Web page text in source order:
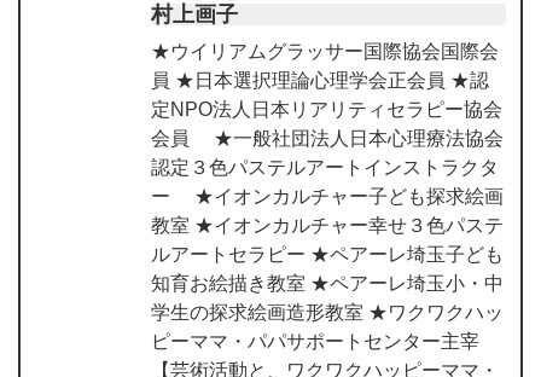
村上画子
★ウイリアムグラッサー国際協会国際会
員 ★日本選択理論心理学会正会員 ★認
定NPO法人日本リアリティセラピー協会
会員 ★一般社団法人日本心理療法協会
認定３色パステルアートインストラクタ
ー ★イオンカルチャー子ども探求絵画
教室 ★イオンカルチャー幸せ３色パステ
ルアートセラピー ★ペアーレ埼玉子ども
知育お絵描き教室 ★ペアーレ埼玉小・中
学生の探求絵画造形教室 ★ワクワクハッ
ピーママ・パパサポートセンター主宰
【芸術活動と、ワクワクハッピーママ・